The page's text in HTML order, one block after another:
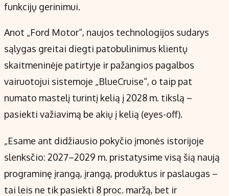
funkcijų gerinimui.
Anot „Ford Motor“, naujos technologijos sudarys
sąlygas greitai diegti patobulinimus klientų
skaitmeninėje patirtyje ir pažangios pagalbos
vairuotojui sistemoje „BlueCruise“, o taip pat
numato mastelį turintį kelią į 2028 m. tikslą –
pasiekti važiavimą be akių į kelią (eyes-off).
„Esame ant didžiausio pokyčio įmonės istorijoje
slenksčio: 2027–2029 m. pristatysime visą šią naują
programinę įrangą, įrangą, produktus ir paslaugas –
tai leis ne tik pasiekti 8 proc. maržą, bet ir